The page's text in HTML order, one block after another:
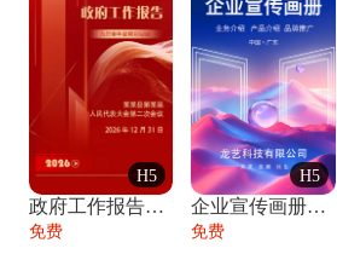
H5
政府工作报告政府年终工作总结
免费
H5
企业宣传画册公司简介产品介绍业务宣传手册
免费